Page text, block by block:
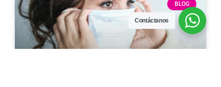
BLOG
Contáctanos